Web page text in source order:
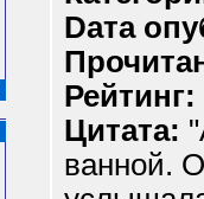
Dата
Рейтинг:
Цитата:
ванной.